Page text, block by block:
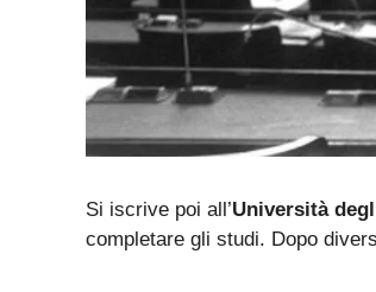
Si iscrive poi all’Università
completare gli studi. Dopo